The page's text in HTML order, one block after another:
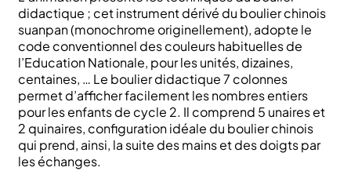
didactique ; cet instrument dérivé du boulier chinois
suanpan (monochrome originellement), adopte le
code conventionnel des couleurs habituelles de
l’Education Nationale, pour les unités, dizaines,
centaines, … Le boulier didactique 7 colonnes
permet d’afficher facilement les nombres entiers
pour les enfants de cycle 2. Il comprend 5 unaires et
2 quinaires, configuration idéale du boulier chinois
qui prend, ainsi, la suite des mains et des doigts par
les échanges.